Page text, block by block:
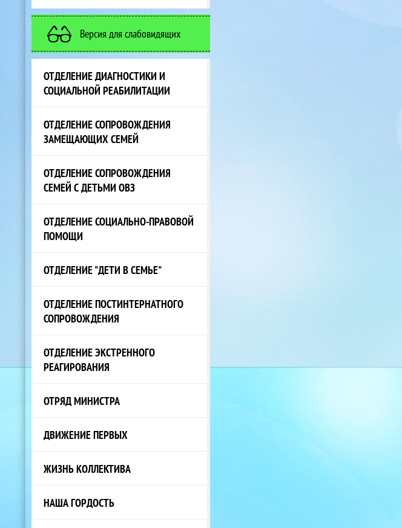
Версия для слабовидящих
ОТДЕЛЕНИЕ ДИАГНОСТИКИ И
СОЦИАЛЬНОЙ РЕАБИЛИТАЦИИ
ОТДЕЛЕНИЕ СОПРОВОЖДЕНИЯ
ЗАМЕЩАЮЩИХ СЕМЕЙ
ОТДЕЛЕНИЕ СОПРОВОЖДЕНИЯ
СЕМЕЙ С ДЕТЬМИ ОВЗ
ОТДЕЛЕНИЕ СОЦИАЛЬНО-ПРАВОВОЙ
ПОМОЩИ
ОТДЕЛЕНИЕ "ДЕТИ В СЕМЬЕ"
ОТДЕЛЕНИЕ ПОСТИНТЕРНАТНОГО
СОПРОВОЖДЕНИЯ
ОТДЕЛЕНИЕ ЭКСТРЕННОГО
РЕАГИРОВАНИЯ
ОТРЯД МИНИСТРА
ДВИЖЕНИЕ ПЕРВЫХ
ЖИЗНЬ КОЛЛЕКТИВА
НАША ГОРДОСТЬ